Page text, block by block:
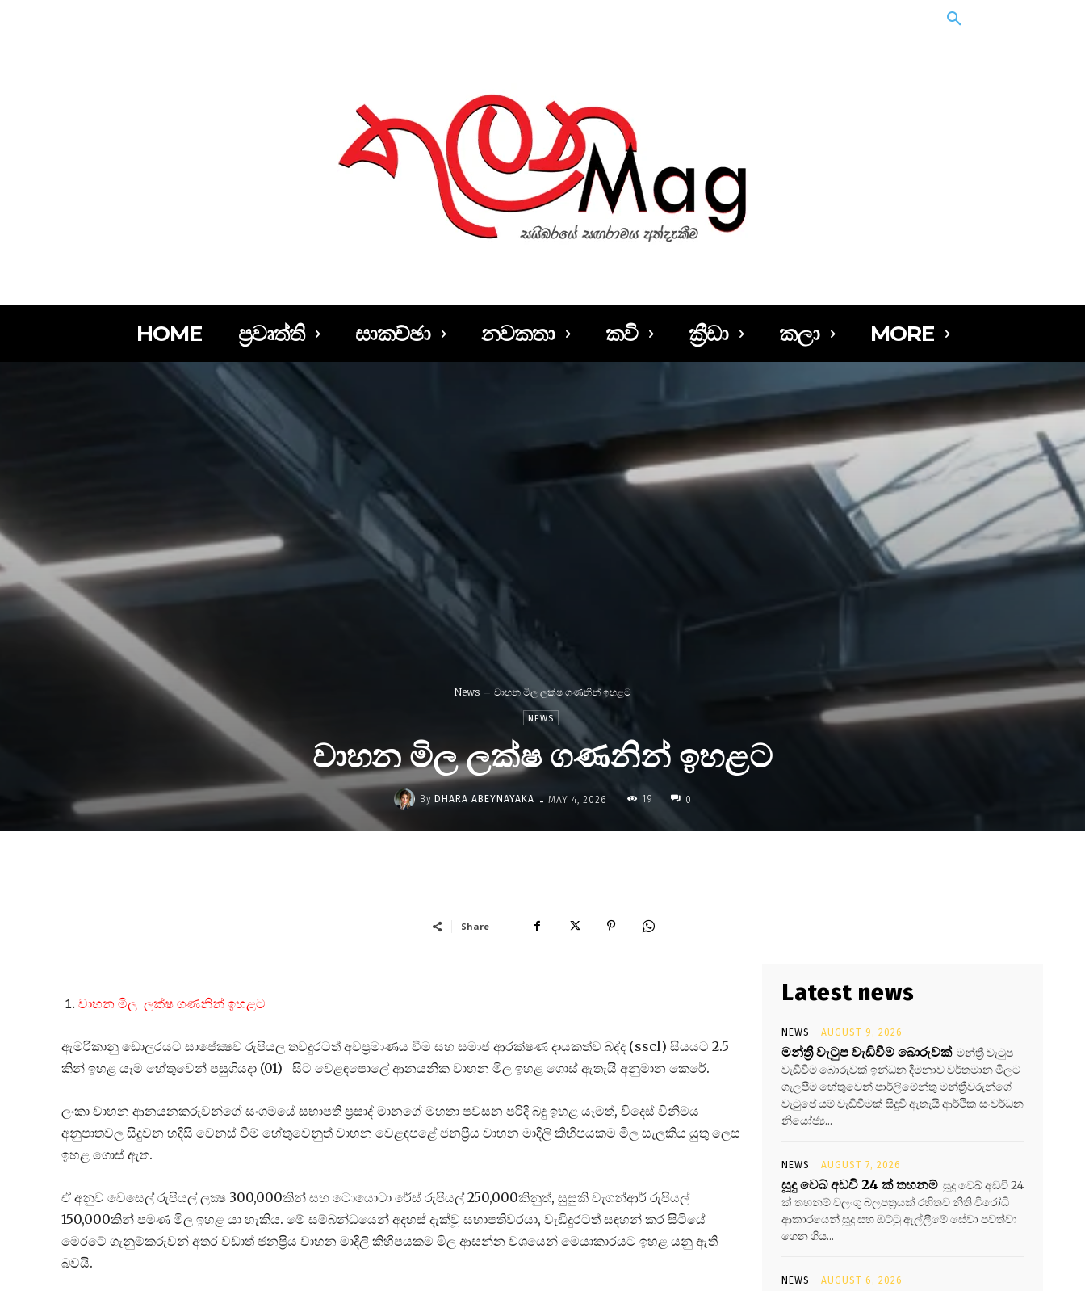
HOME ප්‍රවෘත්ති සාකච්ඡා නවකතා කවි ක්‍රීඩා කලා MORE
News වාහන මිල ලක්ෂ ගණනින් ඉහළට
NEWS
වාහන මිල ලක්ෂ ගණනින් ඉහළට
By DHARA ABEYNAYAKA - MAY 4, 2026 19 0
Share
වාහන මිල ලක්ෂ ගණනින් ඉහළට
ඇමරිකානු ඩොලරයට සාපේක්‍ෂව රුපියල තවදුරටත් අවප්‍රමාණය වීම සහ සමාජ ආරක්ෂණ දායකත්ව බද්ද (sscl) සියයට 2.5
කින් ඉහළ යෑම හේතුවෙන් පසුගියදා (01) සිට වෙළඳපොලේ ආනයනික වාහන මිල ඉහළ ගොස් ඇතැයි අනුමාන කෙරේ.
ලංකා වාහන ආනයනකරුවන්ගේ සංගමයේ සභාපති ප්‍රසාද් මානගේ මහතා පවසන පරිදි බදු ඉහළ යෑමත්, විදෙස් විනිමය
අනුපාතවල සිදුවන හදිසි වෙනස් වීම් හේතුවෙනුත් වාහන වෙළඳපළේ ජනප්‍රිය වාහන මාදිලි කිහිපයකම මිල සැලකිය යුතු ලෙස
ඉහළ ගොස් ඇත.
ඒ අනුව වෙසෙල් රුපියල් ලක්‍ෂ 300,000කින් සහ ටොයොටා රේස් රුපියල් 250,000කිනුත්, සුසුකි වැගන්ආර් රුපියල්
150,000කින් පමණ මිල ඉහළ යා හැකිය. මේ සම්බන්ධයෙන් අදහස් දැක්වූ සභාපතිවරයා, වැඩිදුරටත් සඳහන් කර සිටියේ
මෙරටේ ගැනුම්කරුවන් අතර වඩාත් ජනප්‍රිය වාහන මාදිලි කිහිපයකම මිල ආසන්න වශයෙන් මෙයාකාරයට ඉහළ යනු ඇති
බවයි.
Latest news
NEWS AUGUST 9, 2026
මන්ත්‍රී වැටුප වැඩිවීම බොරුවක් මන්ත්‍රී වැටුප
වැඩිවීම බොරුවක් ඉන්ධන දීමනාව වර්තමාන මිලට
ගැලපීම හේතුවෙන් පාර්ලිමේන්තු මන්ත්‍රීවරුන්ගේ
වැටුපේ යම් වැඩිවීමක් සිදුවී ඇතැයි ආර්ථික සංවර්ධන
නියෝජ්‍ය...
NEWS AUGUST 7, 2026
සූදු වෙබ් අඩවි 24 ක් තහනම් සූදු වෙබ් අඩවි 24
ක් තහනම් වලංගු බලපත්‍රයක් රහිතව නීති විරෝධි
ආකාරයෙන් සූදු සහ ඔට්ටු ඇල්ලීමේ සේවා පවත්වා
ගෙන ගිය...
NEWS AUGUST 6, 2026